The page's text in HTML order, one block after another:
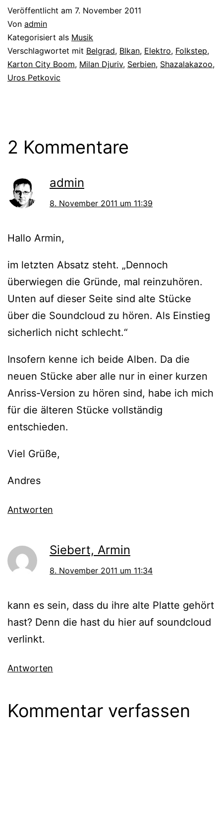
Veröffentlicht am 7. November 2011
Von admin
Kategorisiert als Musik
Verschlagwortet mit Belgrad, Blkan, Elektro, Folkstep,
Karton City Boom, Milan Djuriv, Serbien, Shazalakazoo,
Uros Petkovic
2 Kommentare
admin
8. November 2011 um 11:39
Hallo Armin,
im letzten Absatz steht. „Dennoch
überwiegen die Gründe, mal reinzuhören.
Unten auf dieser Seite sind alte Stücke
über die Soundcloud zu hören. Als Einstieg
sicherlich nicht schlecht.“
Insofern kenne ich beide Alben. Da die
neuen Stücke aber alle nur in einer kurzen
Anriss-Version zu hören sind, habe ich mich
für die älteren Stücke vollständig
entschieden.
Viel Grüße,
Andres
Antworten
Siebert, Armin
8. November 2011 um 11:34
kann es sein, dass du ihre alte Platte gehört
hast? Denn die hast du hier auf soundcloud
verlinkt.
Antworten
Kommentar verfassen